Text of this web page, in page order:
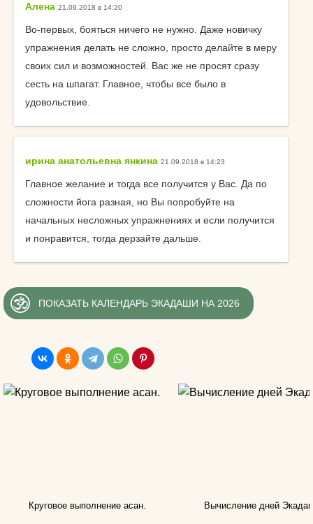
Алена 21.09.2018 в 14:20
Во-первых, бояться ничего не нужно. Даже новичку
упражнения делать не сложно, просто делайте в меру
своих сил и возможностей. Вас же не просят сразу
сесть на шпагат. Главное, чтобы все было в
удовольствие.
ирина анатольевна янкина 21.09.2018 в 14:23
Главное желание и тогда все получится у Вас. Да по
сложности йога разная, но Вы попробуйте на
начальных несложных упражнениях и если получится
и понравится, тогда дерзайте дальше.
ПОКАЗАТЬ КАЛЕНДАРЬ ЭКАДАШИ НА 2026
Круговое выполнение асан. Вычисление дней